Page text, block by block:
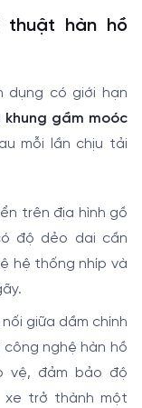
thuật hàn hồ
dụng có giới hạn
khung gầm moóc
mỗi lần chịu tải
trên địa hình gồ
độ dẻo dai cần
hệ thống nhíp và
nối giữa dầm chính
nghệ hàn hồ
vệ, đảm bảo độ
xe trở thành một